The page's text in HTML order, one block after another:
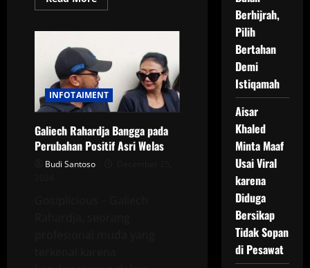
more
Zaskia
Nikmati
Momen
Spesial
Natal
di
Vatikan
INFOTAIMENT
Galiech Rahardja Bangga pada
Perubahan Positif Asri Welas
Budi Santoso
Berhijrah,
Pilih
Bertahan
Demi
Istiqamah
Aisar
Khaled
Minta Maaf
Usai Viral
karena
Diduga
Bersikap
Tidak Sopan
di Pesawat